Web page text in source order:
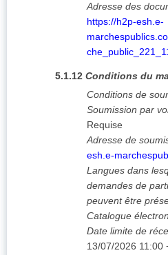
Adresse des
https://h2p-esh.e-
5.1.12 Conditions du
Conditions de
Soumission par
Requise
Adresse de
esh.e-
Langues dans
demandes de
peuvent être
Catalogue
Date limite de
13/07/2026 11:00